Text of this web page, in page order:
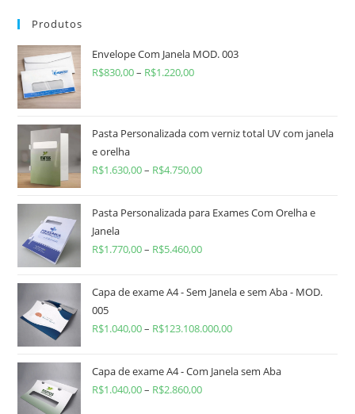
Produtos
Envelope Com Janela MOD. 003
R$830,00– R$1.220,00
Pasta Personalizada com verniz total UV com janela
e orelha
R$1.630,00– R$4.750,00
Pasta Personalizada para Exames Com Orelha e
Janela
R$1.770,00– R$5.460,00
Capa de exame A4 - Sem Janela e sem Aba - MOD.
005
R$1.040,00– R$123.108.000,00
Capa de exame A4 - Com Janela sem Aba
R$1.040,00– R$2.860,00